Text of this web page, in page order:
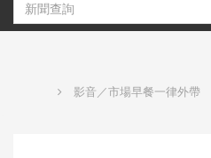
影音／市場早餐一律外帶